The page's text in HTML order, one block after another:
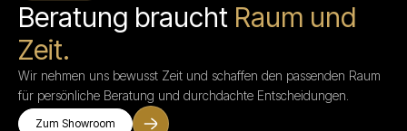
Beratung braucht Raum und
Zeit.
Wir nehmen uns bewusst Zeit und schaffen den passenden Raum
für persönliche Beratung und durchdachte Entscheidungen.
Zum Showroom